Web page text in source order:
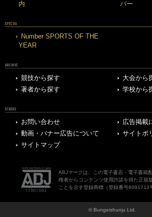
内
バー
SPECIAL
Number SPORTS OF THE
YEAR
ARCHIVE
競技から探す
大会から
著者から探す
学校から
OTHERS
お問い合わせ
広告掲載
動画・バナー広告について
サイトポ
サイトマップ
ABJマークは、この電子書店・電子書籍
権者からコンテンツ使用許諾を得た正規
ことを示す登録商標（登録番号6091713
© Bungeishunju Ltd.